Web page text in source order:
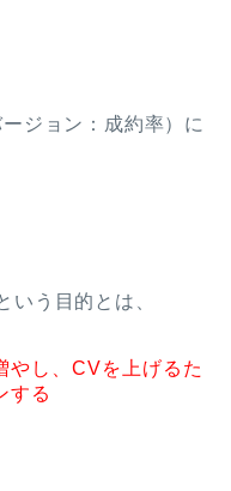
ジョン：成約率）に
いう目的とは、
やし、CVを上げるた
する